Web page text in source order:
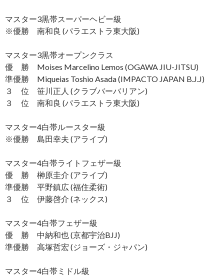
マスター3黒帯スーパーヘビー級
※優勝 南和良 (パラエストラ東大阪)
マスター3黒帯オープンクラス
優 勝 Moises Marcelino Lemos (OGAWA JIU-JITSU)
準優勝 Miqueias Toshio Asada (IMPACTO JAPAN B.J.J)
３ 位 笹川正人 (クラブバーバリアン)
３ 位 南和良 (パラエストラ東大阪)
マスター4白帯ルースター級
※優勝 島田幸夫 (アライブ)
マスター4白帯ライトフェザー級
優 勝 榊原圭介 (アライブ)
準優勝 平野鎮広 (福住柔術)
３ 位 伊藤啓介 (ネックス)
マスター4白帯フェザー級
優 勝 中納和也 (京都宇治BJJ)
準優勝 高塚哲宏 (ジョーズ・ジャパン)
マスター4白帯ミドル級